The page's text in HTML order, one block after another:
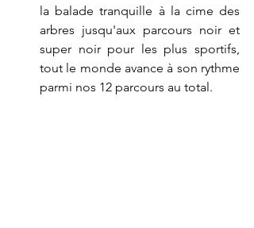
la balade tranquille à la cime des
arbres jusqu'aux parcours noir et
super noir pour les plus sportifs,
tout le monde avance à son rythme
parmi nos 12 parcours au total.